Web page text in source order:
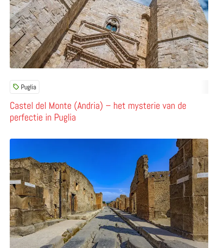
Castel del Monte (Andria) – het mysterie van de
perfectie in Puglia
Puglia
Lees meer over Pompeï – de mooiste plekken en